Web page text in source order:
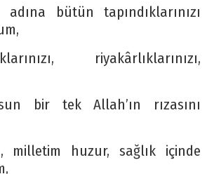
adına bütün tapındıklarınızı
riyakârlıklarınızı,
bir tek Allah’ın rızasını
milletim huzur, sağlık içinde